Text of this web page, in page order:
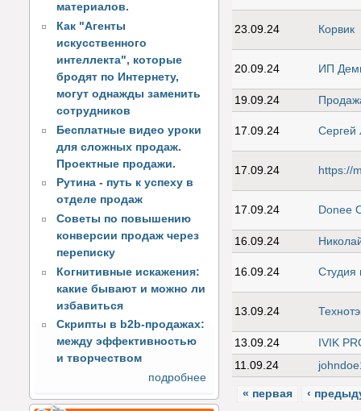
материалов.
Как "Агенты
искусственного
интеллекта", которые
бродят по Интернету,
могут однажды заменить
сотрудников
Бесплатные видео уроки
для сложных продаж.
Проектные продажи.
Рутина - путь к успеху в
отделе продаж
Советы по повышению
конверсии продаж через
переписку
Когнитивные искажения:
какие бывают и можно ли
избавиться
Скрипты в b2b-продажах:
между эффективностью
и творчеством
подробнее
23.09.24 Корвик
20.09.24 ИП
19.09.24
17.09.24 Сергей
17.09.24 https://
17.09.24 Donee
16.09.24
16.09.24 Студия
13.09.24
13.09.24
IVIK
11.09.24
« первая ‹